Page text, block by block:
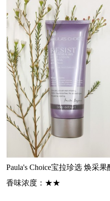
Paula's Choice宝拉珍选焕采果
香味浓度 ： ★★